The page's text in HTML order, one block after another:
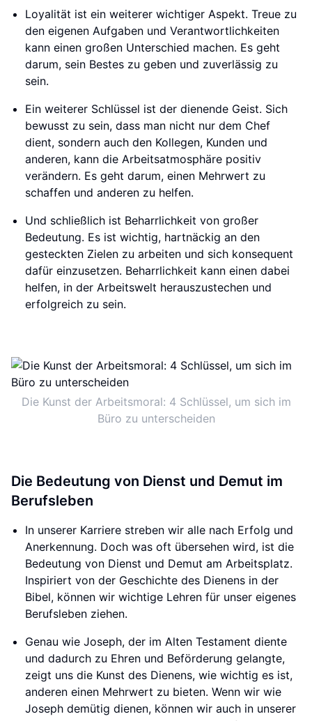
Loyalität ist ein weiterer wichtiger Aspekt. Treue zu
den eigenen Aufgaben und Verantwortlichkeiten
kann einen großen Unterschied machen. Es geht
darum, sein Bestes zu geben und zuverlässig zu
sein.
Ein weiterer Schlüssel ist der dienende Geist. Sich
bewusst zu sein, dass man nicht nur dem Chef
dient, sondern auch den Kollegen, Kunden und
anderen, kann die Arbeitsatmosphäre positiv
verändern. Es geht darum, einen Mehrwert zu
schaffen und anderen zu helfen.
Und schließlich ist Beharrlichkeit von großer
Bedeutung. Es ist wichtig, hartnäckig an den
gesteckten Zielen zu arbeiten und sich konsequent
dafür einzusetzen. Beharrlichkeit kann einen dabei
helfen, in der Arbeitswelt herauszustechen und
erfolgreich zu sein.
Die Kunst der Arbeitsmoral: 4 Schlüssel, um sich im
Büro zu unterscheiden
Die Bedeutung von Dienst und Demut im
Berufsleben
In unserer Karriere streben wir alle nach Erfolg und
Anerkennung. Doch was oft übersehen wird, ist die
Bedeutung von Dienst und Demut am Arbeitsplatz.
Inspiriert von der Geschichte des Dienens in der
Bibel, können wir wichtige Lehren für unser eigenes
Berufsleben ziehen.
Genau wie Joseph, der im Alten Testament diente
und dadurch zu Ehren und Beförderung gelangte,
zeigt uns die Kunst des Dienens, wie wichtig es ist,
anderen einen Mehrwert zu bieten. Wenn wir wie
Joseph demütig dienen, können wir auch in unserer